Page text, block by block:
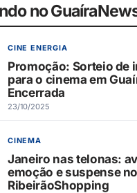
no
CINE ENERGIA
Promoção: Sorteio de
para o cinema em
Encerrada
23/10/2025
CINEMA
Janeiro nas telonas:
emoção e suspense
RibeirãoShopping